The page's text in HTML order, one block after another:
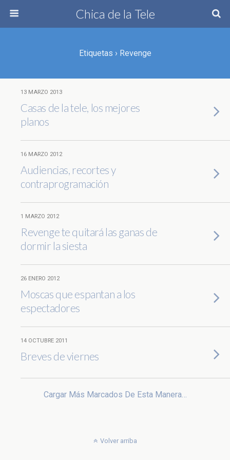
Chica de la Tele
Etiquetas › Revenge
13 MARZO 2013
Casas de la tele, los mejores
planos
16 MARZO 2012
Audiencias, recortes y
contraprogramación
1 MARZO 2012
Revenge te quitará las ganas de
dormir la siesta
26 ENERO 2012
Moscas que espantan a los
espectadores
14 OCTUBRE 2011
Breves de viernes
Cargar Más Marcados De Esta Manera…
Volver arriba